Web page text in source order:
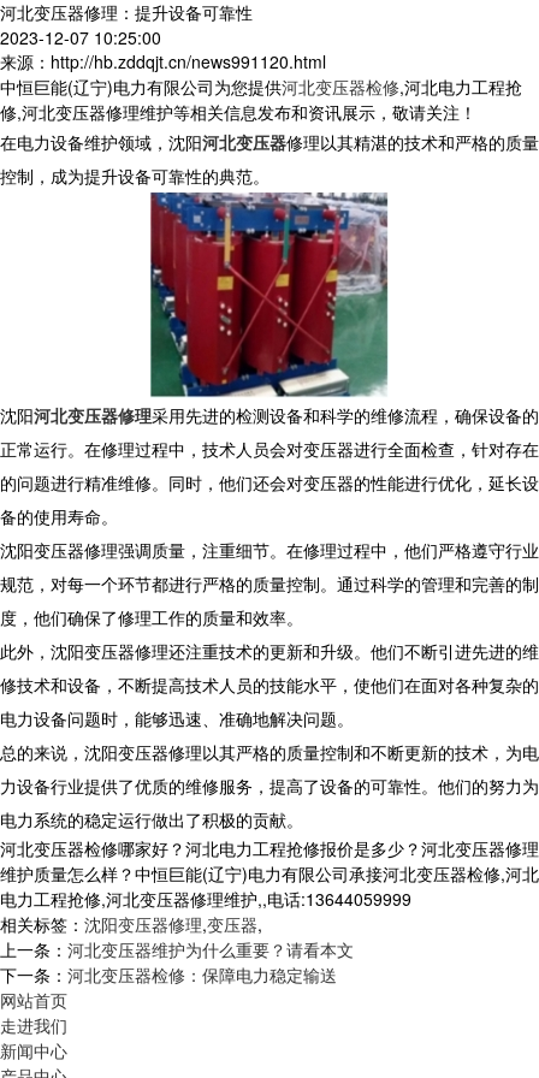
河北变压器修理：提升设备可靠性
2023-12-07 10:25:00
来源：http://hb.zddqjt.cn/news991120.html
中恒巨能(辽宁)电力有限公司为您提供河北变压器检修,河北电力工程抢
修,河北变压器修理维护等相关信息发布和资讯展示，敬请关注！
在电力设备维护领域，沈阳河北变压器修理以其精湛的技术和严格的质量
控制，成为提升设备可靠性的典范。
沈阳河北变压器修理采用先进的检测设备和科学的维修流程，确保设备的
正常运行。在修理过程中，技术人员会对变压器进行全面检查，针对存在
的问题进行精准维修。同时，他们还会对变压器的性能进行优化，延长设
备的使用寿命。
沈阳变压器修理强调质量，注重细节。在修理过程中，他们严格遵守行业
规范，对每一个环节都进行严格的质量控制。通过科学的管理和完善的制
度，他们确保了修理工作的质量和效率。
此外，沈阳变压器修理还注重技术的更新和升级。他们不断引进先进的维
修技术和设备，不断提高技术人员的技能水平，使他们在面对各种复杂的
电力设备问题时，能够迅速、准确地解决问题。
总的来说，沈阳变压器修理以其严格的质量控制和不断更新的技术，为电
力设备行业提供了优质的维修服务，提高了设备的可靠性。他们的努力为
电力系统的稳定运行做出了积极的贡献。
河北变压器检修哪家好？河北电力工程抢修报价是多少？河北变压器修理
维护质量怎么样？中恒巨能(辽宁)电力有限公司承接河北变压器检修,河北
电力工程抢修,河北变压器修理维护,,电话:13644059999
相关标签： 沈阳变压器修理,变压器,
上一条： 河北变压器维护为什么重要？请看本文
下一条： 河北变压器检修：保障电力稳定输送
网站首页
走进我们
新闻中心